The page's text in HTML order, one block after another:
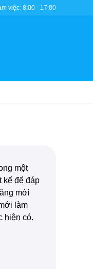
việc: 8:00 - 17:00
một
kế để đáp
mới
làm
hiện có.